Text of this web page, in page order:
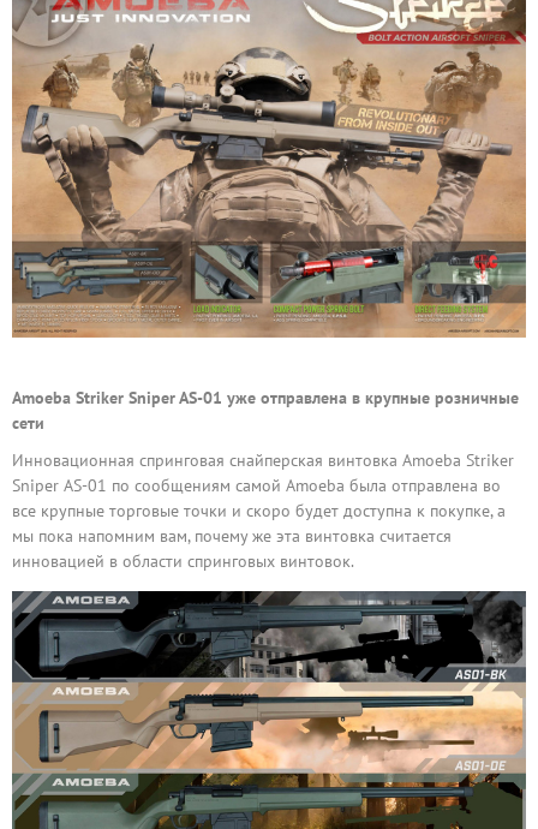
Amoeba Striker Sniper AS-01 уже отправлена в крупные розничные
сети
Инновационная спринговая снайперская винтовка Amoeba Striker
Sniper AS-01 по сообщениям самой Amoeba была отправлена во
все крупные торговые точки и скоро будет доступна к покупке, а
мы пока напомним вам, почему же эта винтовка считается
инновацией в области спринговых винтовок.